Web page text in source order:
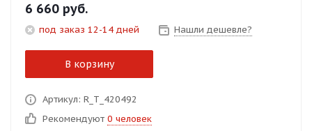
6 660 руб.
под заказ 12-14 дней Нашли дешевле?
В корзину
Артикул: R_T_420492
Рекомендуют 0 человек
Оставшиеся 75
% будут
списыватьсяс вашей карты
25%каждые 2 недели